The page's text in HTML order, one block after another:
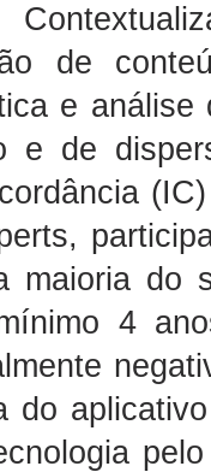
de
e
e de
maioria do
4
do